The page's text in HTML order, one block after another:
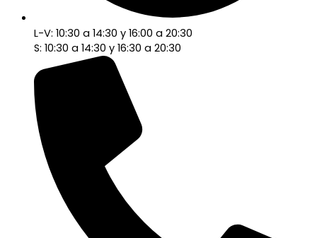
L-V: 10:30 a 14:30 y 16:00 a 20:30
S: 10:30 a 14:30 y 16:30 a 20:30